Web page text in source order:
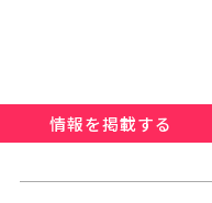
情報を掲載する